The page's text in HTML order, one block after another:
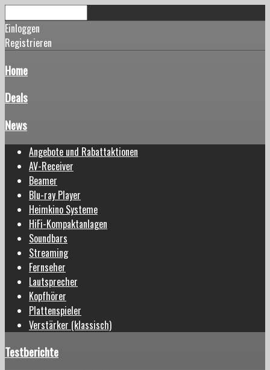
Einloggen
Registrieren
Home
Deals
News
Angebote und Rabattaktionen
AV-Receiver
Beamer
Blu-ray Player
Heimkino Systeme
HiFi-Kompaktanlagen
Soundbars
Streaming
Fernseher
Lautsprecher
Kopfhörer
Plattenspieler
Verstärker (klassisch)
Testberichte